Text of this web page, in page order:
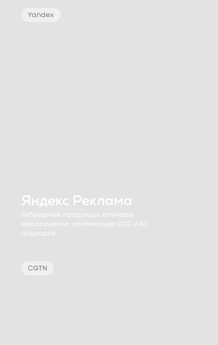
Yandex
Яндекс Реклама
Гибридный продакшн опенера
мероприятия комбинация CGI и AI
подходов
CGTN